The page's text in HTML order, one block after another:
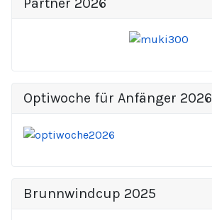
Partner 2026
Optiwoche für Anfänger 2026
Brunnwindcup 2025